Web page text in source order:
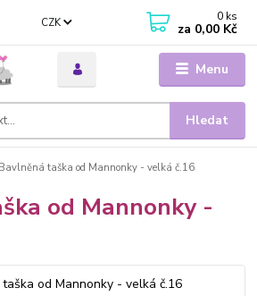
Menu
CZK
Hledat
0 ks
za 0,00 Kč
Bavlněná taška od Mannonky - velká č.16
od Mannonky -